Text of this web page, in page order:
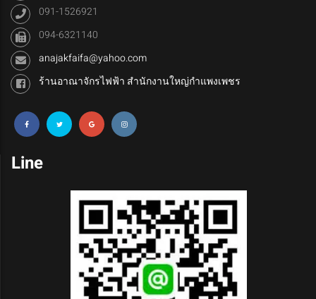
091-1526921
094-6321140
anajakfaifa@yahoo.com
ร้านอาณาจักรไฟฟ้า สำนักงานใหญ่กำแพงเพชร
Line